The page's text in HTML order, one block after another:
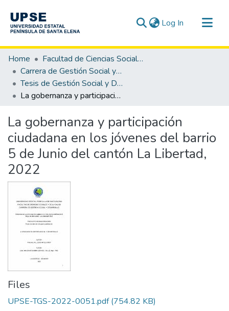
Log In (current)
Communities & Collections
All of DSpace
Statistics
Home
Facultad de Ciencias Sociales y de la Salud
Carrera de Gestión Social y Desarrollo
Tesis de Gestión Social y Desarrollo
La gobernanza y participación ciudadana en los jóvenes del barrio 5 de Junio del cantón La Libertad, 2022
La gobernanza y participación
ciudadana en los jóvenes del barrio
5 de Junio del cantón La Libertad,
2022
Files
UPSE-TGS-2022-0051.pdf(754.82 KB)